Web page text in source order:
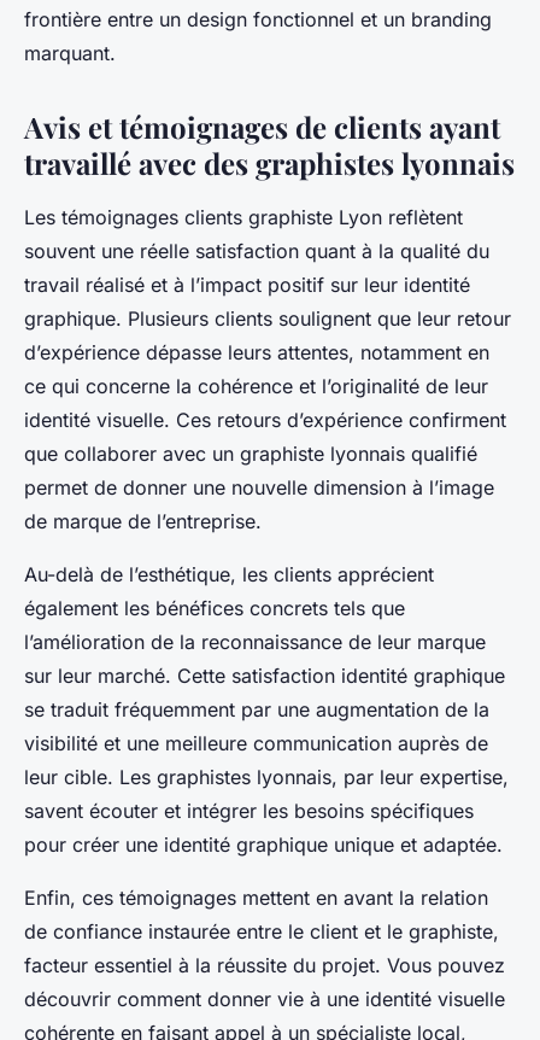
frontière entre un design fonctionnel et un branding
marquant.
Avis et témoignages de clients ayant
travaillé avec des graphistes lyonnais
Les témoignages clients graphiste Lyon reflètent
souvent une réelle satisfaction quant à la qualité du
travail réalisé et à l’impact positif sur leur identité
graphique. Plusieurs clients soulignent que leur retour
d’expérience dépasse leurs attentes, notamment en
ce qui concerne la cohérence et l’originalité de leur
identité visuelle. Ces retours d’expérience confirment
que collaborer avec un graphiste lyonnais qualifié
permet de donner une nouvelle dimension à l’image
de marque de l’entreprise.
Au-delà de l’esthétique, les clients apprécient
également les bénéfices concrets tels que
l’amélioration de la reconnaissance de leur marque
sur leur marché. Cette satisfaction identité graphique
se traduit fréquemment par une augmentation de la
visibilité et une meilleure communication auprès de
leur cible. Les graphistes lyonnais, par leur expertise,
savent écouter et intégrer les besoins spécifiques
pour créer une identité graphique unique et adaptée.
Enfin, ces témoignages mettent en avant la relation
de confiance instaurée entre le client et le graphiste,
facteur essentiel à la réussite du projet. Vous pouvez
découvrir comment donner vie à une identité visuelle
cohérente en faisant appel à un spécialiste local,